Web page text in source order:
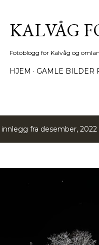
KALVÅG
Fotoblogg for Kalvåg og
HJEM GAMLE BILDER
innlegg fra desember, 2022